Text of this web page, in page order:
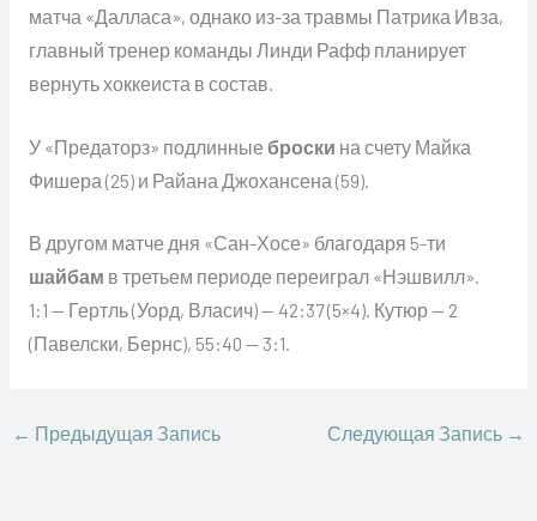
матча «Далласа», однако из-за травмы Патрика Ивза,
главный тренер команды Линди Рафф планирует
вернуть хоккеиста в состав.
У «Предаторз» подлинные броски на счету Майка
Фишера (25) и Райана Джохансена (59).
В другом матче дня «Сан-Хосе» благодаря 5-ти
шайбам в третьем периоде переиграл «Нэшвилл».
1:1 — Гертль (Уорд, Власич) — 42:37 (5×4). Кутюр — 2
(Павелски, Бернс), 55:40 — 3:1.
← Предыдущая Запись Следующая Запись →